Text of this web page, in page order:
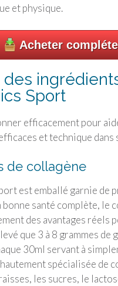
et physique.
Acheter
des
Sport
efficacement pour
et technique
de collagène
est emballé garnie de
santé complète, le
des avantages réels
que 3 à 8 grammes
30ml servant à
spécialisée de
les sucres, le